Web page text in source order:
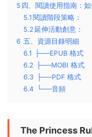
5四、閱讀使用指南：
5.1 ​閱讀階段策略：​​
5.2​延伸活動創意：​​
6 五、資源目錄明細
6.1
├──EPUB 格式
6.2
├──MOBI 格式
6.3
├──PDF 格式
6.4
└──音頻
The Princess